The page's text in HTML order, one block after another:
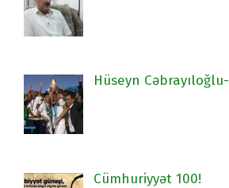
Hüseyn
Cümhuriyyət 100!